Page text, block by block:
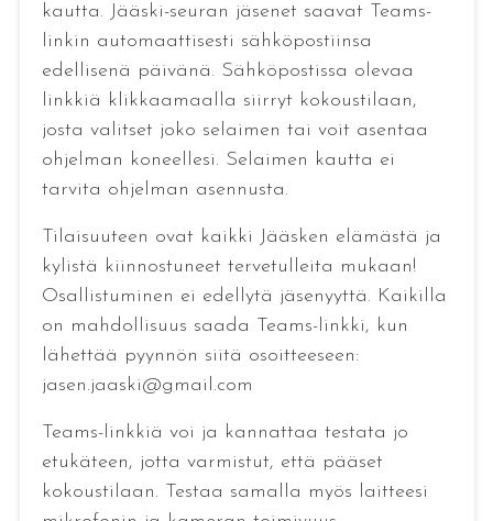
kautta. Jääski-seuran jäsenet saavat Teams-
linkin automaattisesti sähköpostiinsa
edellisenä päivänä. Sähköpostissa olevaa
linkkiä klikkaamaalla siirryt kokoustilaan,
josta valitset joko selaimen tai voit asentaa
ohjelman koneellesi. Selaimen kautta ei
tarvita ohjelman asennusta.
Tilaisuuteen ovat kaikki Jääsken elämästä ja
kylistä kiinnostuneet tervetulleita mukaan!
Osallistuminen ei edellytä jäsenyyttä. Kaikilla
on mahdollisuus saada Teams-linkki, kun
lähettää pyynnön siitä osoitteeseen:
jasen.jaaski@gmail.com
Teams-linkkiä voi ja kannattaa testata jo
etukäteen, jotta varmistut, että pääset
kokoustilaan. Testaa samalla myös laitteesi